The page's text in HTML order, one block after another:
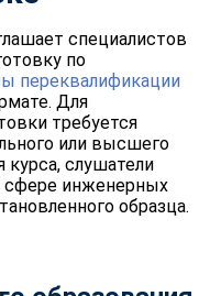
специалистов
по
переквалификации
Для
требуется
или высшего
курса, слушатели
сфере инженерных
образца.